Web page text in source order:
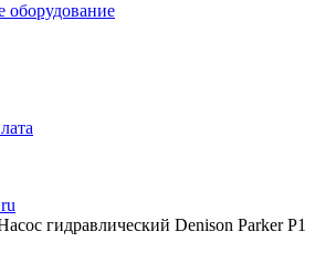
оборудование
гидравлический Denison Parker P1